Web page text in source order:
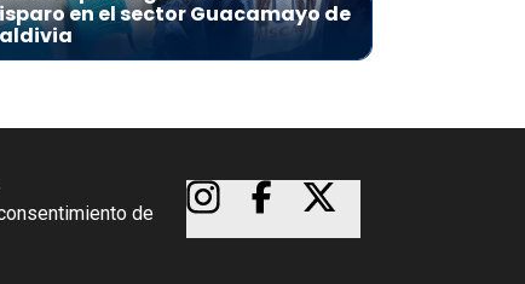
en el sector Guacamayo de
de